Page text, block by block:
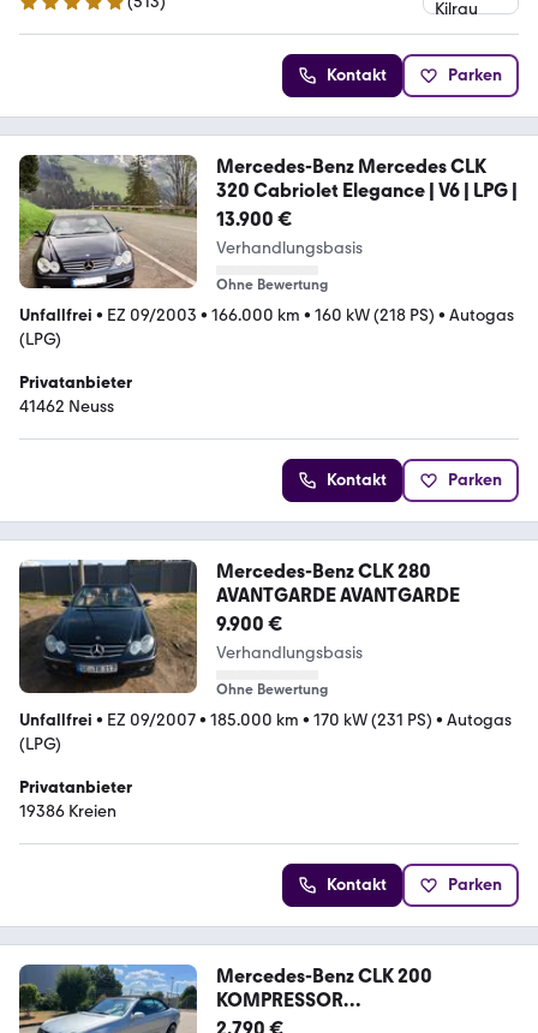
5 Sterne
Kontakt Parken
Mercedes-Benz Mercedes CLK
320 Cabriolet Elegance | V6 | LPG |
13.900 €
Verhandlungsbasis
Ohne Bewertung
Unfallfrei • EZ 09/2003 • 166.000 km • 160 kW (218 PS) • Autogas
(LPG)
Privatanbieter
41462 Neuss
Kontakt Parken
Mercedes-Benz CLK 280
AVANTGARDE AVANTGARDE
9.900 €
Verhandlungsbasis
Ohne Bewertung
Unfallfrei • EZ 09/2007• 185.000 km • 170 kW (231 PS) • Autogas
(LPG)
Privatanbieter
19386 Kreien
Kontakt Parken
Mercedes-Benz CLK 200
KOMPRESSOR
AVANTGARDE*AUTOMATIK*KLIM
2.790 €